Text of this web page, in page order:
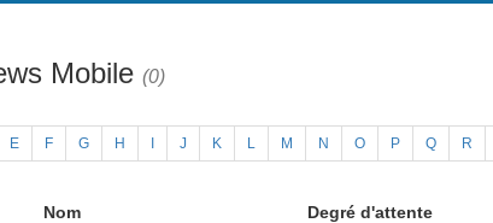
Mobile (0)
E F G H J K L M N O P Q R
Nom Degré d'attente